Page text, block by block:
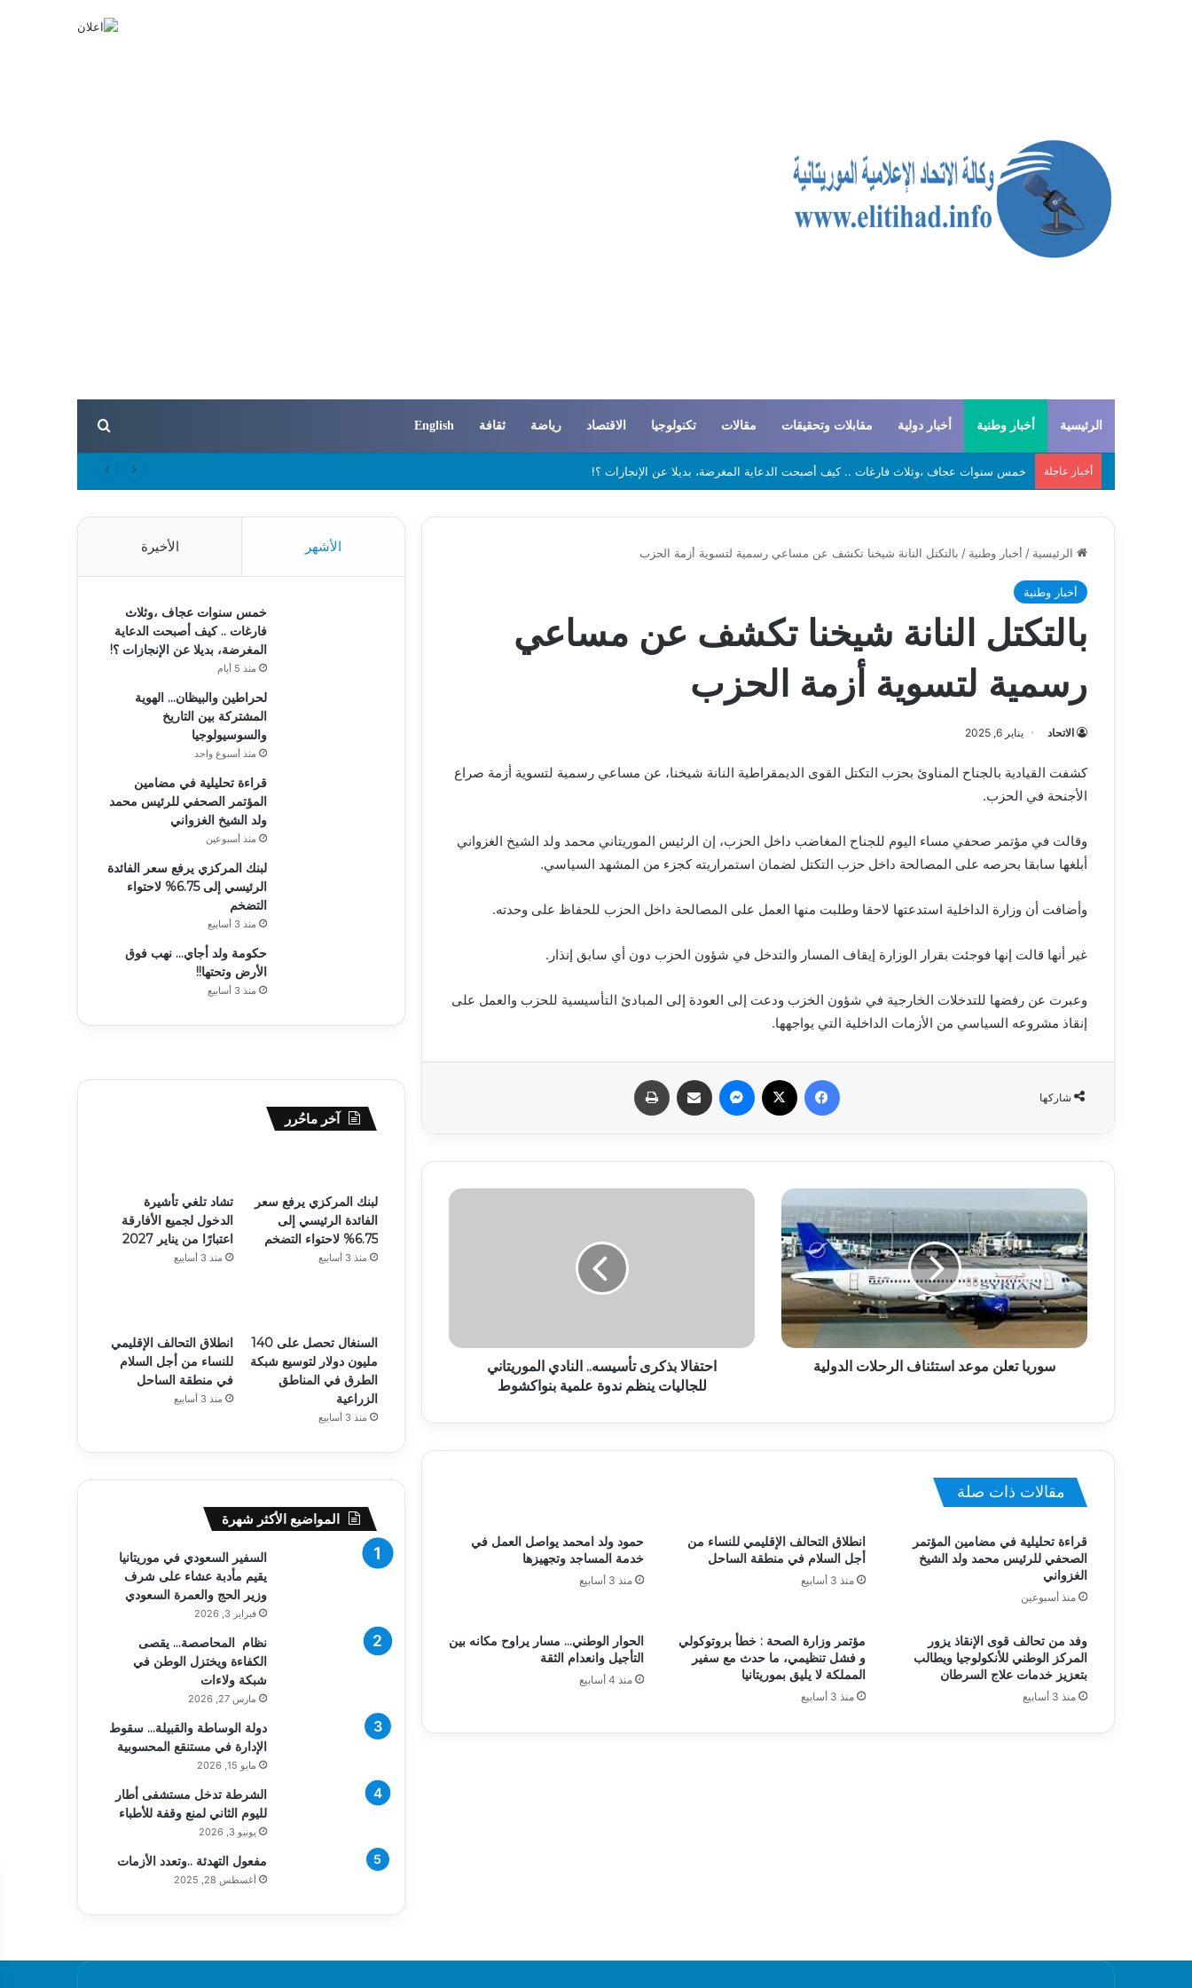
الرئيسية أخبار وطنية أخبار دولية مقابلات وتحقيقات مقالات تكنولوجيا الاقتصاد رياضة ثقافة English بحث عن
أخبار عاجلة لحراطين والبيظان… الهوية المشتركة بين التاريخ والسوسيولوجيا
الرئيسية / أخبار وطنية / بالتكتل النانة شيخنا تكشف عن مساعي رسمية لتسوية أزمة الحزب
أخبار وطنية
بالتكتل النانة شيخنا تكشف عن مساعي
رسمية لتسوية أزمة الحزب
الاتحاد يناير 6, 2025
كشفت القيادية بالجناح المناوئ بحزب التكتل القوى الديمقراطية النانة شيخنا، عن مساعي رسمية لتسوية أزمة صراع
الأجنحة في الحزب.
وقالت في مؤتمر صحفي مساء اليوم للجناح المغاضب داخل الحزب، إن الرئيس الموريتاني محمد ولد الشيخ الغزواني
أبلغها سابقا بحرصه على المصالحة داخل حزب التكتل لضمان استمراريته كجزء من المشهد السياسي.
وأضافت أن وزارة الداخلية استدعتها لاحقا وطلبت منها العمل على المصالحة داخل الحزب للحفاظ على وحدته.
غير أنها قالت إنها فوجئت بقرار الوزارة إيقاف المسار والتدخل في شؤون الحزب دون أي سابق إنذار.
وعبرت عن رفضها للتدخلات الخارجية في شؤون الخزب ودعت إلى العودة إلى المبادئ التأسيسية للحزب والعمل على
إنقاذ مشروعه السياسي من الأزمات الداخلية التي يواجهها.
شاركها
فيسبوك ماسنجر مشاركة عبر البريد
سوريا تعلن موعد استئناف الرحلات الدولية
احتفالا بذكرى تأسيسه.. النادي الموريتاني
للجاليات ينظم ندوة علمية بنواكشوط
مقالات ذات صلة
قراءة تحليلية في مضامين المؤتمر
الصحفي للرئيس محمد ولد الشيخ
الغزواني
منذ أسبوعين
انطلاق التحالف الإقليمي للنساء من
أجل السلام في منطقة الساحل
منذ 3 أسابيع
حمود ولد امحمد يواصل العمل في
خدمة المساجد وتجهيزها
منذ 3 أسابيع
وفد من تحالف قوى الإنقاذ يزور
المركز الوطني للأنكولوجيا ويطالب
بتعزيز خدمات علاج السرطان
منذ 3 أسابيع
مؤتمر وزارة الصحة : خطأ بروتوكولي
و فشل تنظيمي، ما حدث مع سفير
المملكة لا يليق بموريتانيا
منذ 3 أسابيع
الحوار الوطني… مسار يراوح مكانه بين
التأجيل وانعدام الثقة
منذ 4 أسابيع
الأشهر الأخيرة
خمس سنوات عجاف ،وثلاث
فارغات .. كيف أصبحت الدعاية
المغرضة، بديلا عن الإنجازات ؟!
منذ 5 أيام
لحراطين والبيظان… الهوية
المشتركة بين التاريخ
والسوسيولوجيا
منذ أسبوع واحد
قراءة تحليلية في مضامين
المؤتمر الصحفي للرئيس محمد
ولد الشيخ الغزواني
منذ أسبوعين
لبنك المركزي يرفع سعر الفائدة
الرئيسي إلى 6.75% لاحتواء
التضخم
منذ 3 أسابيع
حكومة ولد أجاي… نهب فوق
الأرض وتحتها!!
منذ 3 أسابيع
آخر ماحُرر
لبنك المركزي يرفع سعر
الفائدة الرئيسي إلى
6.75% لاحتواء التضخم
منذ 3 أسابيع
تشاد تلغي تأشيرة
الدخول لجميع الأفارقة
اعتبارًا من يناير 2027
منذ 3 أسابيع
السنغال تحصل على 140
مليون دولار لتوسيع شبكة
الطرق في المناطق
الزراعية
منذ 3 أسابيع
انطلاق التحالف الإقليمي
للنساء من أجل السلام
في منطقة الساحل
منذ 3 أسابيع
المواضيع الأكثر شهرة
السفير السعودي في موريتانيا
يقيم مأدبة عشاء على شرف
وزير الحج والعمرة السعودي
فبراير 3, 2026
نظام المحاصصة… يقصى
الكفاءة ويختزل الوطن في
شبكة ولاءات
مارس 27, 2026
دولة الوساطة والقبيلة… سقوط
الإدارة في مستنقع المحسوبية
مايو 15, 2026
الشرطة تدخل مستشفى أطار
لليوم الثاني لمنع وقفة للأطباء
يونيو 3, 2026
مفعول التهدئة ..وتعدد الأزمات
أغسطس 28, 2025